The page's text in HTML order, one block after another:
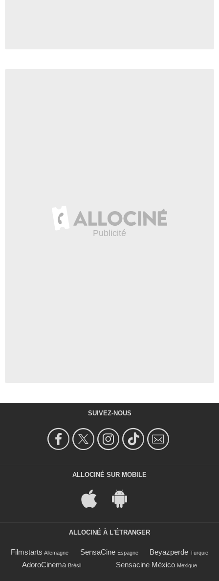
SUIVEZ-NOUS
ALLOCINÉ SUR MOBILE
ALLOCINÉ À L'ÉTRANGER
Filmstarts Allemagne SensaCine Espagne Beyazperde Turquie
AdoroCinema Brésil Sensacine México Mexique